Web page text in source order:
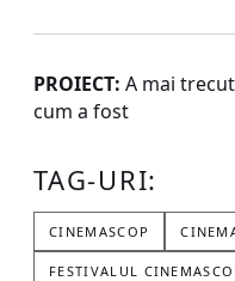
PROIECT: A mai
cum a fost
TAG-URI:
CINEMASCOP
FESTIVALUL